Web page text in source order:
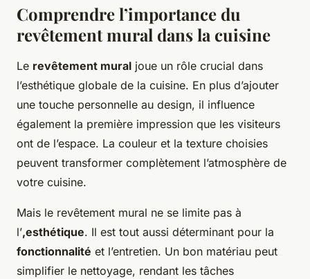
Comprendre l’importance du
revêtement mural dans la cuisine
Le revêtement mural joue un rôle crucial dans
l’esthétique globale de la cuisine. En plus d’ajouter
une touche personnelle au design, il influence
également la première impression que les visiteurs
ont de l’espace. La couleur et la texture choisies
peuvent transformer complètement l’atmosphère de
votre cuisine.
Mais le revêtement mural ne se limite pas à
l’,esthétique. Il est tout aussi déterminant pour la
fonctionnalité et l’entretien. Un bon matériau peut
simplifier le nettoyage, rendant les tâches